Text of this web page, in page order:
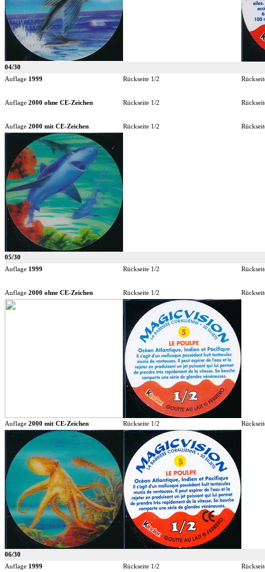
04/30
Auflage 1999 Rückseite 1/2
Auflage 2000 ohne CE-Zeichen Rückseite 1/2
Auflage 2000 mit CE-Zeichen Rückseite 1/2
05/30
Auflage 1999 Rückseite 1/2
Auflage 2000 ohne CE-Zeichen Rückseite 1/2
Auflage 2000 mit CE-Zeichen Rückseite 1/2
06/30
Auflage 1999 Rückseite 1/2